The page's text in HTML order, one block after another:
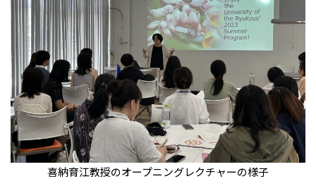
喜納育江教授のオープニングレクチャーの様子